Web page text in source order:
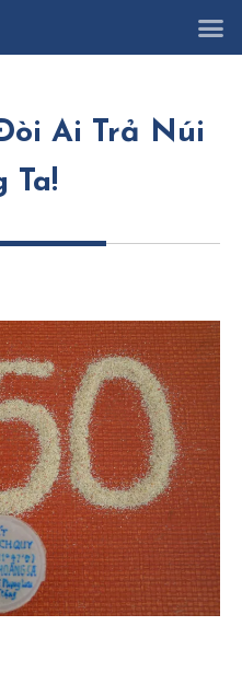
Ai Trả Núi
Ta!